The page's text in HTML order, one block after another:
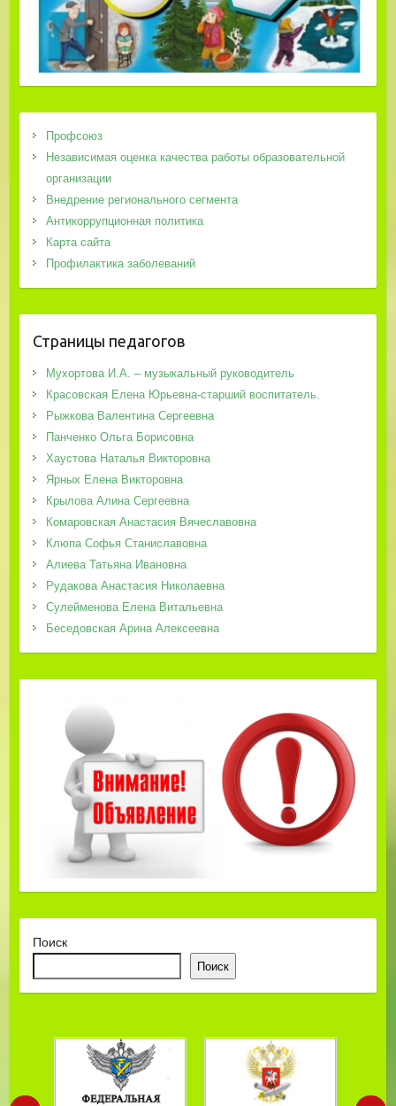
Профсоюз
Независимая оценка качества работы образовательной
организации
Внедрение регионального сегмента
Антикоррупционная политика
Карта сайта
Профилактика заболеваний
Страницы педагогов
Мухортова И.А. – музыкальный руководитель
Красовская Елена Юрьевна-старший воспитатель.
Рыжкова Валентина Сергеевна
Панченко Ольга Борисовна
Хаустова Наталья Викторовна
Ярных Елена Викторовна
Крылова Алина Сергеевна
Комаровская Анастасия Вячеславовна
Клюпа Софья Станиславовна
Алиева Татьяна Ивановна
Рудакова Анастасия Николаевна
Сулейменова Елена Витальевна
Беседовская Арина Алексеевна
Поиск
Поиск